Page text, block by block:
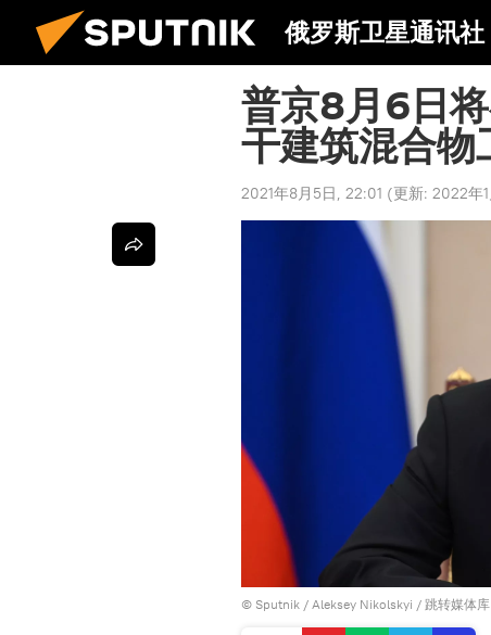
俄罗斯卫星通讯社
普京8月6日
干建筑混合
2021年8月5日, 22:01 (更新: 2022年
© Sputnik / Aleksey Nikolskyi / 跳转媒体库